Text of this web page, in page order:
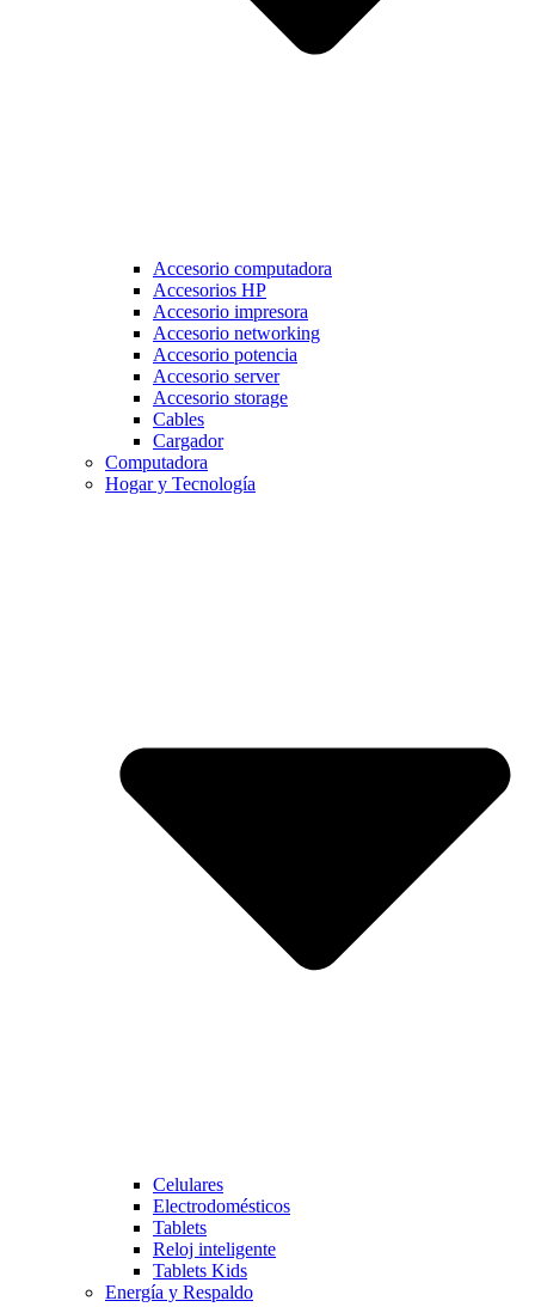
Accesorio computadora
Accesorios HP
Accesorio impresora
Accesorio networking
Accesorio potencia
Accesorio server
Accesorio storage
Cables
Cargador
Computadora
Hogar y Tecnología
Celulares
Electrodomésticos
Tablets
Reloj inteligente
Tablets Kids
Energía y Respaldo